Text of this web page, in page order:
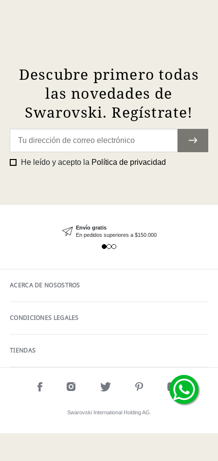
Descubre primero todas
las novedades de
Swarovski. Regístrate!
He leído y acepto la Política de privacidad
Envío gratis
En pedidos superiores a $150.000
ACERCA DE NOSOSTROS
CONDICIONES LEGALES
TIENDAS
Swarovski International Holding AG.